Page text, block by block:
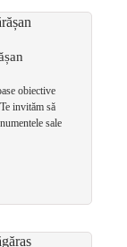
obiective
invităm să
sale